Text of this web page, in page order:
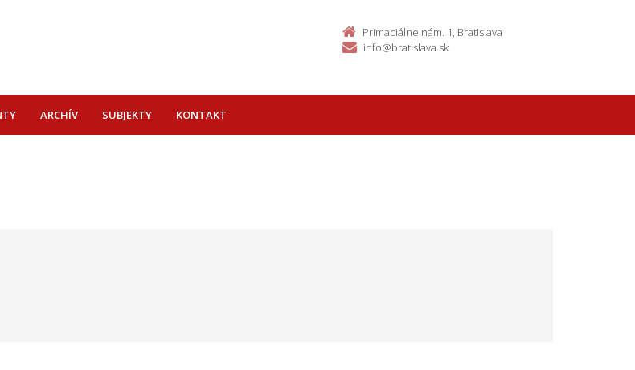
Primaciálne nám. 1, Bratislava
info@bratislava.sk
ARCHÍV SUBJEKTY KONTAKT